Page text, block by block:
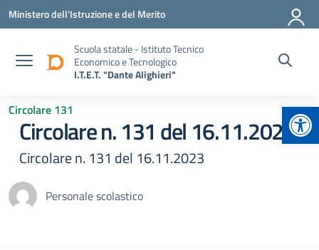
Vai ai contenuti
Vai al menu di navigazione
Vai al footer
Ministero dell'Istruzione e del Merito
Scuola statale - Istituto Tecnico
Economico e Tecnologico
I.T.E.T. "Dante Alighieri"
Circolare 131
Circolare n. 131 del 16.11.2023
Circolare n. 131 del 16.11.2023
Personale scolastico